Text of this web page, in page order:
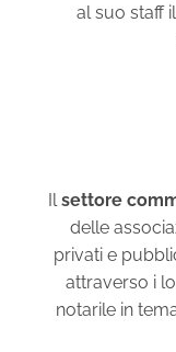
al suo staff
Il settore
delle
privati e
attraverso i
notarile in